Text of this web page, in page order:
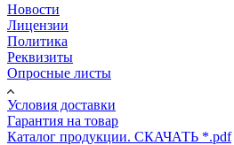
Новости
Лицензии
Политика
Реквизиты
Опросные листы
Условия доставки
Гарантия на товар
Каталог продукции. СКАЧАТЬ *.pdf